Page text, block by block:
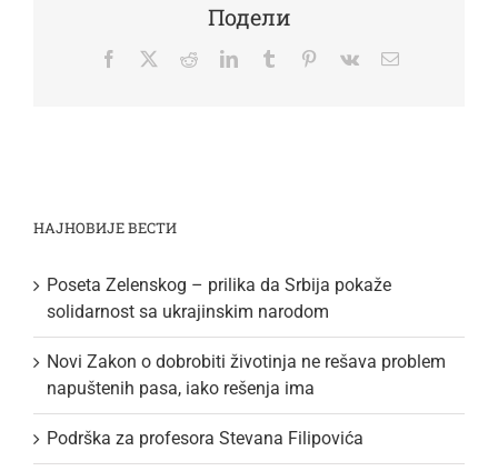
Подели
Facebook
TwitterRedditLinkedInTumblr Pinterest
Vk Email
НАЈНОВИЈЕ ВЕСТИ
Poseta Zelenskog – prilika da Srbija pokaže
solidarnost sa ukrajinskim narodom
Novi Zakon o dobrobiti životinja ne rešava problem
napuštenih pasa, iako rešenja ima
Podrška za profesora Stevana Filipovića